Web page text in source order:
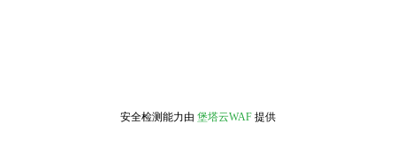
安全检测能力由 堡塔云WAF 提供